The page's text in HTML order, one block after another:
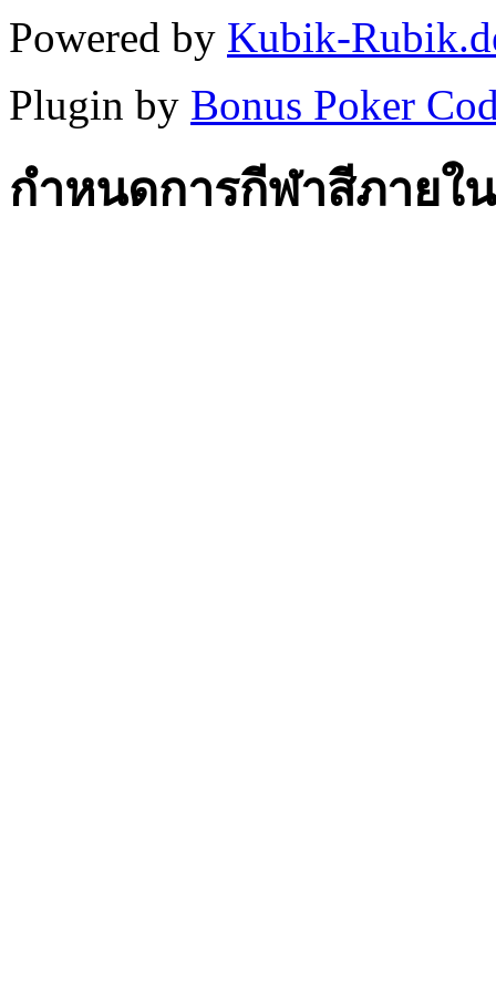
Powered by Kubik-
Plugin by Bonus Poker
กำหนดการกีฬาสีภายใ